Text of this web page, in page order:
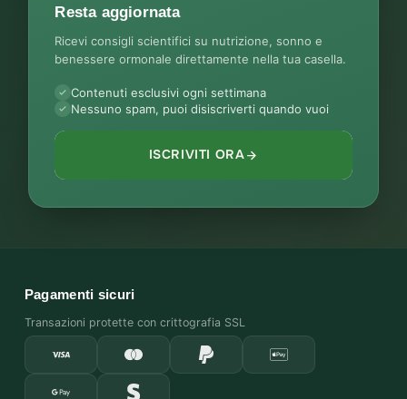
Resta aggiornata
Ricevi consigli scientifici su nutrizione, sonno e
benessere ormonale direttamente nella tua casella.
Contenuti esclusivi ogni settimana
Nessuno spam, puoi disiscriverti quando vuoi
ISCRIVITI ORA
Pagamenti sicuri
Transazioni protette con crittografia SSL